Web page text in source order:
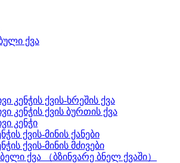
ქვა
კენჭის ქვის-ხრეშის ქვა
კენჭის ქვის ბურთის ქვა
კენჭი
ქვის-მინის ქანები
ქვის-მინის მძივები
ქვა （ბზინვარე ბნელ ქვაში）